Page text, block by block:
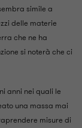
simile a
delle materie
che ne ha
si noterà che ci
anni nei quali le
una massa mai
misure di